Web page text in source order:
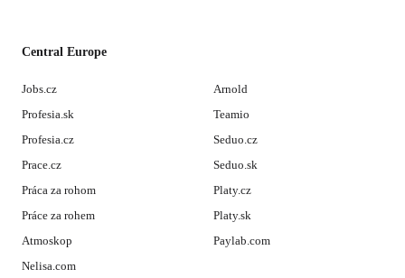
Central Europe
Jobs.cz
Profesia.sk
Profesia.cz
Prace.cz
Práca za rohom
Práce za rohem
Atmoskop
Nelisa.com
Arnold
Teamio
Seduo.cz
Seduo.sk
Platy.cz
Platy.sk
Paylab.com